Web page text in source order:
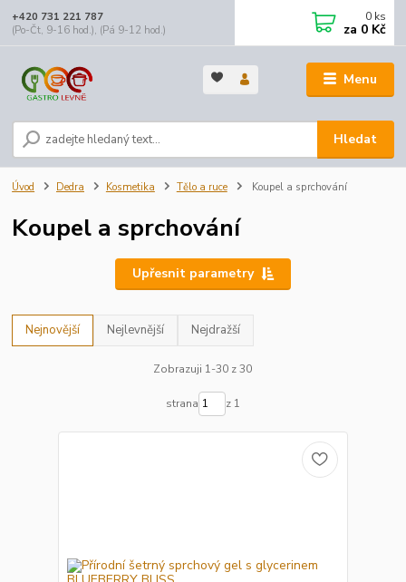
Menu
Hledat
+420 731 221 787
(Po-Čt, 9-16 hod.), (Pá 9-12 hod.)
0 ks
za 0 Kč
Úvod Dedra Kosmetika Tělo a ruce Koupel a sprchování
Koupel a sprchování
Upřesnit parametry
Nejnovější Nejlevnější Nejdražší
Zobrazuji 1-30 z 30
strana z 1